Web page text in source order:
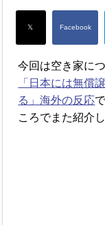
今回は空き家に
「日本には無償
る」海外の反応
ころでまた紹介